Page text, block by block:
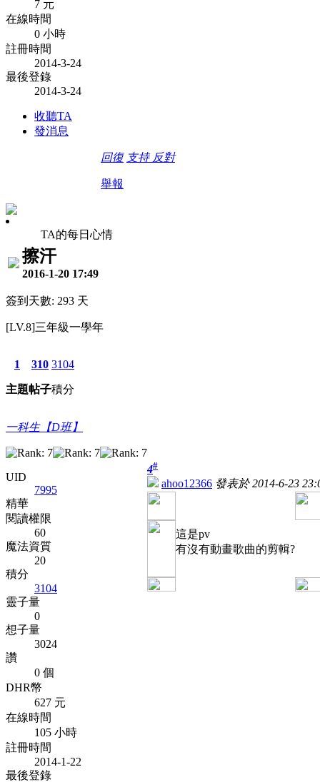
7 元
在線時間
0 小時
註冊時間
2014-3-24
最後登錄
2014-3-24
收聽TA
發消息
回復 支持 反對
舉報
TA的每日心情
擦汗
2016-1-20 17:49
簽到天數: 293 天
[LV.8]三年級一學年
1
主題
310
帖子
3104
積分
一科生【D班】
UID
7995
精華
閱讀權限
60
魔法資質
20
積分
3104
靈子量
0
想子量
3024
讚
0 個
DHR幣
627 元
在線時間
105 小時
註冊時間
2014-1-22
最後登錄
4#
ahoo12366 發表於 2014-6-23
這是pv
有沒有動畫歌曲的剪輯?